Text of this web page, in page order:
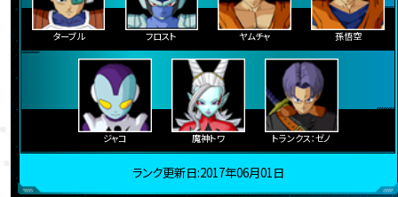
ターブル フロスト ヤムチャ 孫悟空
ジャコ 魔神トワ トランクス：ゼノ
ランク更新日:2017年06月01日